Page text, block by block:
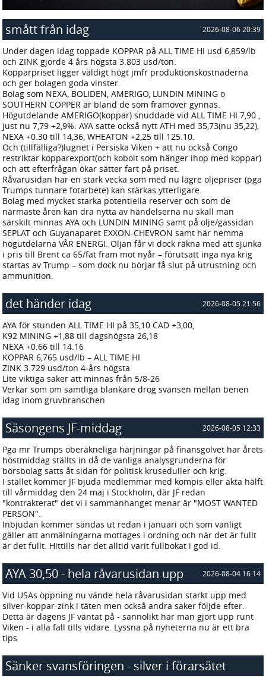
smått från idag 2026-08-06 20:39
Under dagen idag toppade KOPPAR på ALL TIME HI usd 6,859/lb
och ZINK gjorde 4 års högsta 3.803 usd/ton.
Kopparpriset ligger väldigt högt jmfr produktionskostnaderna
och ger bolagen goda vinster.
Bolag som NEXA, BOLIDEN, AMERIGO, LUNDIN MINING o
SOUTHERN COPPER är bland de som framöver gynnas.
Högutdelande AMERIGO(koppar) snuddade vid ALL TIME HI 7,90 ,
just nu 7,79 +2,9%. AYA satte också nytt ATH med 35,73(nu 35,22),
NEXA +0.30 till 14,36, WHEATON +2,25 till 125.10.
Och (tillfälliga?)lugnet i Persiska Viken + att nu också Congo
restriktar kopparexport(och kobolt som hänger ihop med koppar)
och att efterfrågan ökar sätter fart på priset.
Råvarusidan har en stark vecka som med nu lägre oljepriser (pga
Trumps tunnare fotarbete) kan stärkas ytterligare.
Bolag med mycket starka potentiella reserver och som de
närmaste åren kan dra nytta av händelserna nu skall man
särskilt minnas AYA och LUNDIN MINING samt på olje/gassidan
SEPLAT och Guyanaparet EXXON-CHEVRON samt här hemma
högutdelarna VÅR ENERGI. Oljan får vi dock räkna med att sjunka
i pris till Brent ca 65/fat fram mot nyår – förutsatt inga nya krig
startas av Trump – som dock nu börjar få slut på utrustning och
ammunition.
det händer idag 2026-08-05 21:56
AYA för stunden ALL TIME HI på 35,10 CAD +3,00,
K92 MINING +1,88 till dagshögsta 26,18
NEXA +0.66 till 14.16
KOPPAR 6,765 usd/lb – ALL TIME HI
ZINK 3.729 usd/ton 4-års högsta
Lite viktiga saker att minnas från 5/8-26
Verkar som om samtliga blankare drog svansen mellan benen
idag inom gruvbranschen
Säsongens JF-middag 2026-08-05 12:33
Pga mr Trumps oberäkneliga härjningar på finansgolvet har årets
höstmiddag ställts in då de vanliga analysgrunderna för
börsbolag satts åt sidan för politisk kruseduller och krig.
I stället kommer JF bjuda medlemmar med kompis eller äkta hälft
till vårmiddag den 24 maj i Stockholm, där JF redan
"kontrakterat" det vi i sammanhanget menar är "MOST WANTED
PERSON".
Inbjudan kommer sändas ut redan i januari och som vanligt
gäller att anmälningarna mottages i ordning och när det är fullt
är det fullt. Hittills har det alltid varit fullbokat i god id.
AYA 30,50 - hela råvarusidan upp 2026-08-04 16:14
Vid USAs öppning nu vände hela råvarusidan starkt upp med
silver-koppar-zink i täten men också andra saker följde efter.
Detta är dagens JF väntat på - sannolikt har man gjort upp runt
Viken - i alla fall tills vidare. Lyssna på nyheterna nu är ett bra
tips
Sänker svansföringen - silver i förarsätet